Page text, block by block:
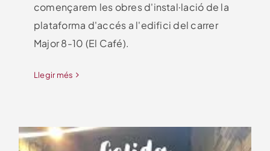
començarem les obres d'instal·lació de la
plataforma d'accés a l'edifici del carrer
Major 8-10 (El Café).
Llegir més